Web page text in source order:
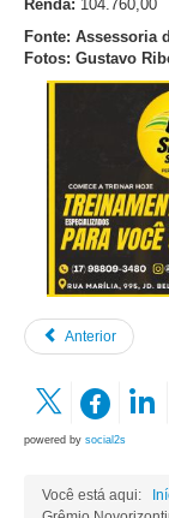
Renda: 104.760,00
Fonte: Assessoria
Fotos: Gustavo
Anterior
powered by social2s
Você está aqui: